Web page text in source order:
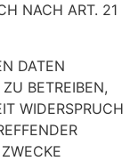
NACH ART. 21
DATEN
BETREIBEN,
WIDERSPRUCH